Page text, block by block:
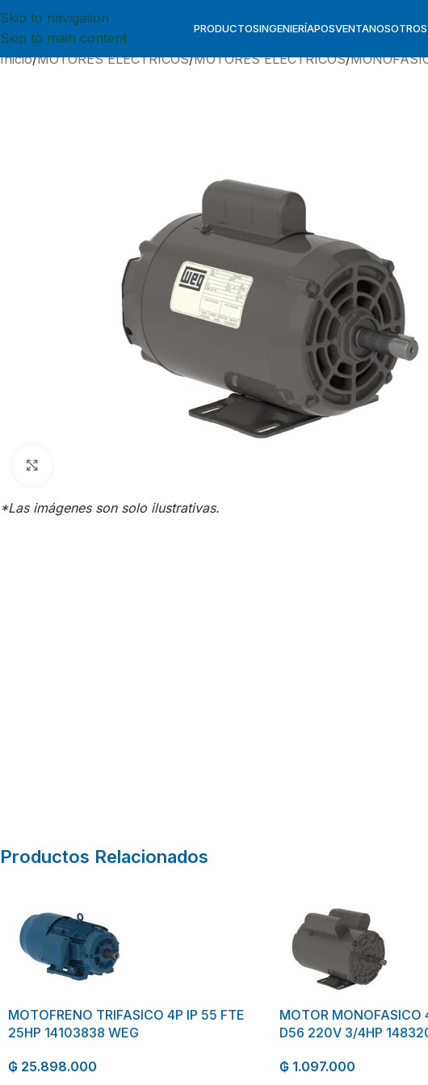
Skip to navigation
Skip to main content
PRODUCTOSINGENIERÍAPOSVENTANOSOTROS
Inicio MOTORES ELECTRICOS MOTORES ELECTRICOS
*Las imágenes son solo ilustrativas.
Productos Relacionados
MOTOFRENO TRIFASICO 4P IP 55 FTE
25HP 14103838 WEG
₲ 25.898.000
MOTOR MONOFASICO
D56 220V 3/4HP
₲ 1.097.000